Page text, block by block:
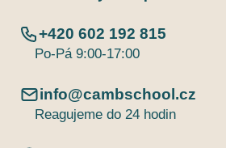
+420 602 192 815
Po-Pá 9:00-17:00
info@cambschool.cz
Reagujeme do 24 hodin